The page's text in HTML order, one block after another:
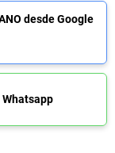
desde Google